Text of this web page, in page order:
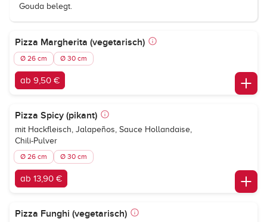
Gouda belegt.
Pizza Margherita (vegetarisch)
Ø 26 cm Ø 30 cm
ab 9,50 €
Pizza Spicy (pikant)
mit Hackfleisch, Jalapeños, Sauce Hollandaise,
Chili-Pulver
Ø 26 cm Ø 30 cm
ab 13,90 €
Pizza Funghi (vegetarisch)